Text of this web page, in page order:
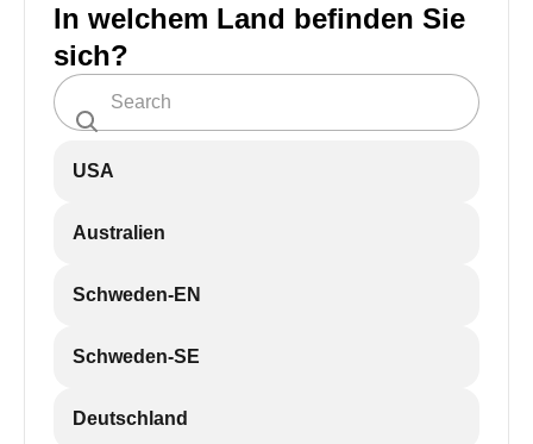
In welchem Land befinden Sie
sich?
USA
Australien
Schweden-EN
Schweden-SE
Deutschland